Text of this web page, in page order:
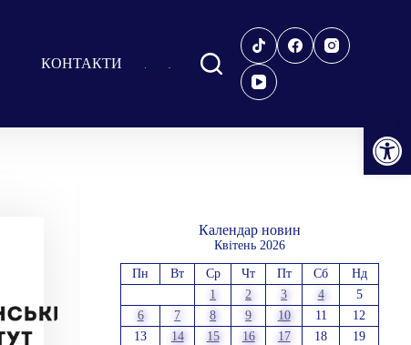
Відкрити Панель інструментів
КОНТАКТИ
Календар новин
Квітень 2026
Пн Вт Ср Чт Пт Сб
Нд
1
2 3 4
5
6
7 8 9 10 11
12
13
14 15 16 17 18
19